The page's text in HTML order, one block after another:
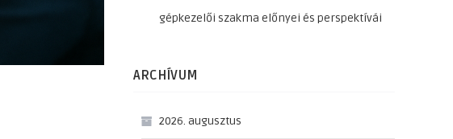
gépkezelői szakma előnyei és perspektívái
ARCHÍVUM
2026. augusztus